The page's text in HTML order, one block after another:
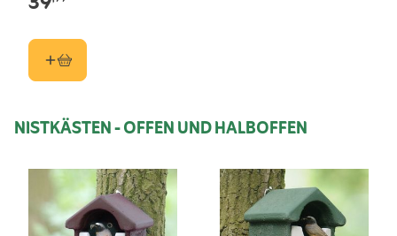
NISTKÄSTEN - OFFEN UND HALBOFFEN